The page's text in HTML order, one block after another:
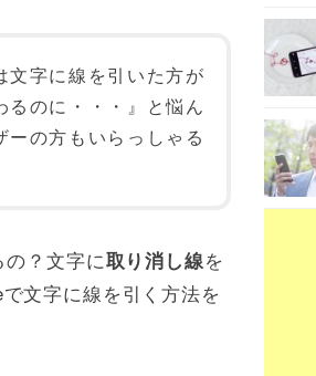
文字に線を引いた方が
るのに・・・』と悩ん
ーの方もいらっしゃる
？文字に取り消し線を
文字に線を引く方法を